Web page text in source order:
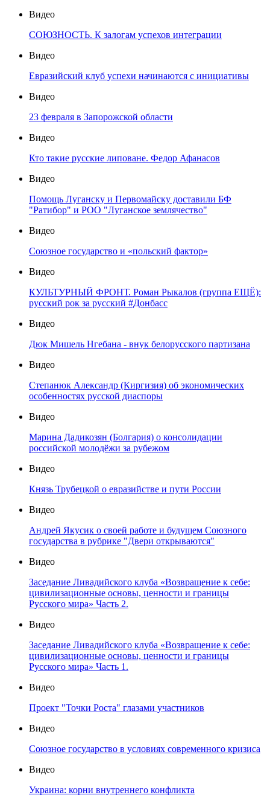
Видео
СОЮЗНОСТЬ. К залогам успехов интеграции
Видео
Евразийский клуб успехи начинаются с инициативы
Видео
23 февраля в Запорожской области
Видео
Кто такие русские липоване. Федор Афанасов
Видео
Помощь Луганску и Первомайску доставили БФ
"Ратибор" и РОО "Луганское землячество"
Видео
Союзное государство и «польский фактор»
Видео
КУЛЬТУРНЫЙ ФРОНТ. Роман Рыкалов (группа ЕЩЁ):
русский рок за русский #Донбасс
Видео
Дюк Мишель Нгебана - внук белорусского партизана
Видео
Степанюк Александр (Киргизия) об экономических
особенностях русской диаспоры
Видео
Марина Дадикозян (Болгария) о консолидации
российской молодёжи за рубежом
Видео
Князь Трубецкой о евразийстве и пути России
Видео
Андрей Якусик о своей работе и будущем Союзного
государства в рубрике "Двери открываются"
Видео
Заседание Ливадийского клуба «Возвращение к себе:
цивилизационные основы, ценности и границы
Русского мира» Часть 2.
Видео
Заседание Ливадийского клуба «Возвращение к себе:
цивилизационные основы, ценности и границы
Русского мира» Часть 1.
Видео
Проект "Точки Роста" глазами участников
Видео
Союзное государство в условиях современного кризиса
Видео
Украина: корни внутреннего конфликта